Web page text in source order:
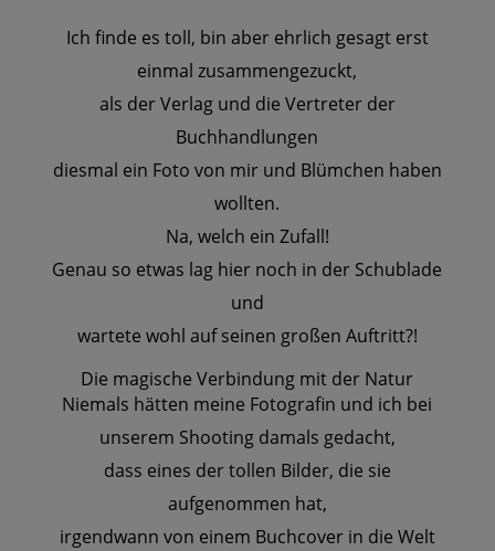
Ich finde es toll, bin aber ehrlich gesagt erst
einmal zusammengezuckt,
als der Verlag und die Vertreter der
Buchhandlungen
diesmal ein Foto von mir und Blümchen haben
wollten.
Na, welch ein Zufall!
Genau so etwas lag hier noch in der Schublade
und
wartete wohl auf seinen großen Auftritt?!
Die magische Verbindung mit der Natur
Niemals hätten meine Fotografin und ich bei
unserem Shooting damals gedacht,
dass eines der tollen Bilder, die sie
aufgenommen hat,
irgendwann von einem Buchcover in die Welt